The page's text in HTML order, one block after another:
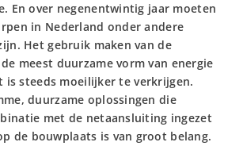
En over negenentwintig jaar moeten
in Nederland onder andere
Het gebruik maken van de
meest duurzame vorm van energie
is steeds moeilijker te verkrijgen.
duurzame oplossingen die
met de netaansluiting ingezet
de bouwplaats is van groot belang.